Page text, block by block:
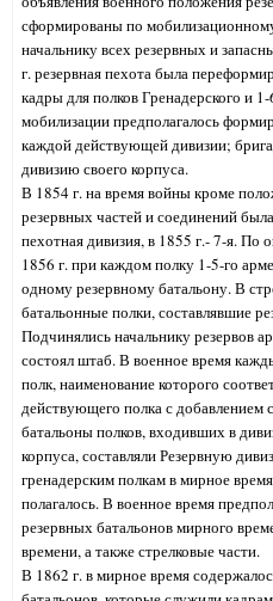
сформированы по
начальнику всех резервных и
г. резервная пехота была
кадры для полков Гренадерского и
мобилизации предполагалось
каждой действующей дивизии;
дивизию своего корпуса.
В 1854 г. на время войны кроме
резервных частей и соединений
пехотная дивизия, в 1855 г.- 7-я. По
1856 г. при каждом полку 1-5-го
одному резервному батальону. В
батальонные полки, составлявшие
Подчинялись начальнику резервов
состоял штаб. В военное время
полк, наименование которого
действующего полка с добавлением
батальоны полков, входившихв
корпуса, составляли Резервную
гренадерским полкам в мирное
полагалось. В военное время
резервных батальонов мирного
времени, а также стрелковые части.
В 1862 г. в мирное время